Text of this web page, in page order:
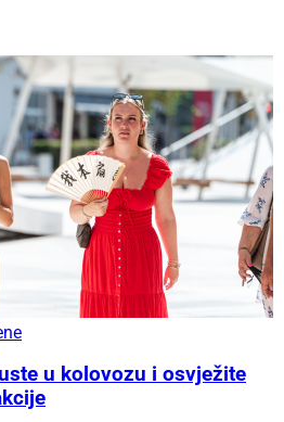
u kolovozu i osvježite